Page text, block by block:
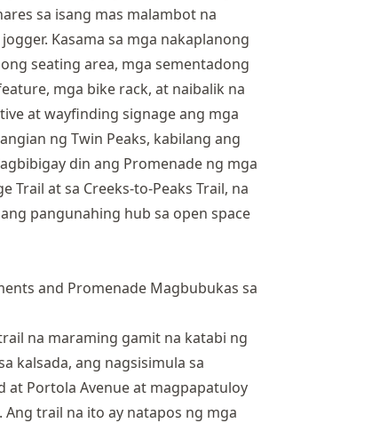
sa isang mas malambot na
Kasama sa mga nakaplanong
seating area, mga sementadong
mga bike rack, at naibalik na
at wayfinding signage ang mga
ng Twin Peaks, kabilang ang
din ang Promenade ng mga
Trail at sa Creeks-to-Peaks Trail, na
pangunahing hub sa open space
na maraming gamit na katabi ng
kalsada, ang nagsisimula sa
at Portola Avenue at magpapatuloy
trail na ito ay natapos ng mga